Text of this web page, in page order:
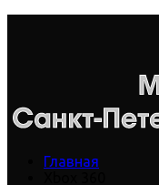
Главная